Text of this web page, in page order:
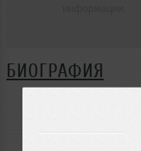
БИОГРАФИЯ